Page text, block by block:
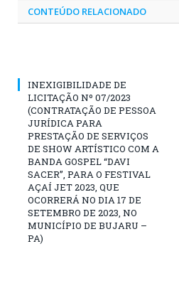
CONTEÚDO RELACIONADO
INEXIGIBILIDADE DE
LICITAÇÃO Nº 07/2023
(CONTRATAÇÃO DE PESSOA
JURÍDICA PARA
PRESTAÇÃO DE SERVIÇOS
DE SHOW ARTÍSTICO COM A
BANDA GOSPEL “DAVI
SACER”, PARA O FESTIVAL
AÇAÍ JET 2023, QUE
OCORRERÁ NO DIA 17 DE
SETEMBRO DE 2023, NO
MUNICÍPIO DE BUJARU –
PA)